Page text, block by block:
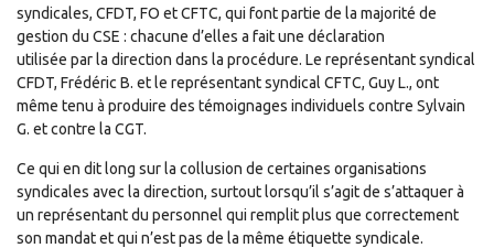
syndicales, CFDT, FO et CFTC, qui font partie de la majorité de
gestion du CSE : chacune d’elles a fait une déclaration
utilisée par la direction dans la procédure. Le représentant syndical
CFDT, Frédéric B. et le représentant syndical CFTC, Guy L., ont
même tenu à produire des témoignages individuels contre Sylvain
G. et contre la CGT.
Ce qui en dit long sur la collusion de certaines organisations
syndicales avec la direction, surtout lorsqu’il s’agit de s’attaquer à
un représentant du personnel qui remplit plus que correctement
son mandat et qui n’est pas de la même étiquette syndicale.